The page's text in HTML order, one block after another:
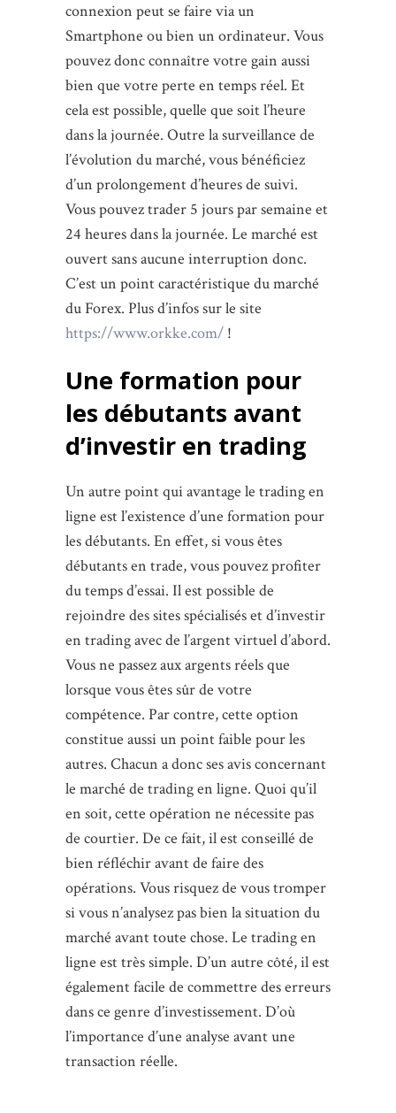
connexion peut se faire via un
Smartphone ou bien un ordinateur. Vous
pouvez donc connaître votre gain aussi
bien que votre perte en temps réel. Et
cela est possible, quelle que soit l’heure
dans la journée. Outre la surveillance de
l’évolution du marché, vous bénéficiez
d’un prolongement d’heures de suivi.
Vous pouvez trader 5 jours par semaine et
24 heures dans la journée. Le marché est
ouvert sans aucune interruption donc.
C’est un point caractéristique du marché
du Forex. Plus d’infos sur le site
https://www.orkke.com/ !
Une formation pour
les débutants avant
d’investir en trading
Un autre point qui avantage le trading en
ligne est l’existence d’une formation pour
les débutants. En effet, si vous êtes
débutants en trade, vous pouvez profiter
du temps d’essai. Il est possible de
rejoindre des sites spécialisés et d’investir
en trading avec de l’argent virtuel d’abord.
Vous ne passez aux argents réels que
lorsque vous êtes sûr de votre
compétence. Par contre, cette option
constitue aussi un point faible pour les
autres. Chacun a donc ses avis concernant
le marché de trading en ligne. Quoi qu’il
en soit, cette opération ne nécessite pas
de courtier. De ce fait, il est conseillé de
bien réfléchir avant de faire des
opérations. Vous risquez de vous tromper
si vous n’analysez pas bien la situation du
marché avant toute chose. Le trading en
ligne est très simple. D’un autre côté, il est
également facile de commettre des erreurs
dans ce genre d’investissement. D’où
l’importance d’une analyse avant une
transaction réelle.